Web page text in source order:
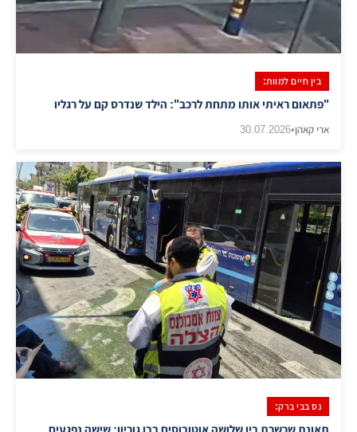
בין חיים למוות:
"פתאום ראיתי אותו מתחת לרכב": הילד שנדרס קם על רגליו
ארי קאהן•
30.07.2026
נס בבי ברק: